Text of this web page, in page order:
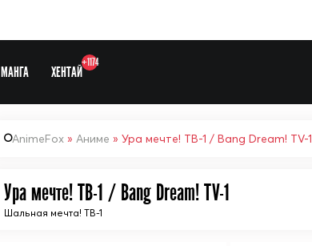
МАНГА ХЕНТАЙ
+1174
AnimeFox » Аниме » Ура мечте! ТВ-1 / Bang Dream! TV-1
Ура мечте! ТВ-1 / Bang Dream! TV-1
Шальная мечта! ТВ-1